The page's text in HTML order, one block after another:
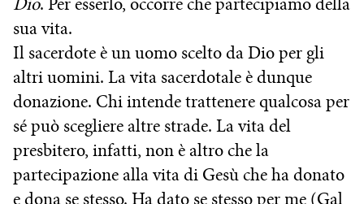
sua vita.
Il sacerdote è un uomo scelto da Dio per gli
altri uomini. La vita sacerdotale è dunque
donazione. Chi intende trattenere qualcosa per
sé può scegliere altre strade. La vita del
presbitero, infatti, non è altro che la
partecipazione alla vita di Gesù che ha donato